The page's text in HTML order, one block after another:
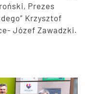
Prezes
Krzysztof
Józef Zawadzki.